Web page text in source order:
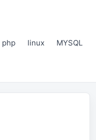
php linux MYSQL